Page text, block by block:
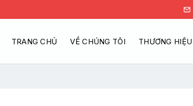
TRANG CHỦ VỀ CHÚNG TÔI THƯƠNG HIỆU